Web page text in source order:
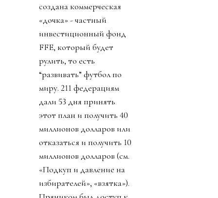
создана коммерческая
«дочка» - частный
инвестиционный фонд
FFE, который будет
рулить, то есть
“развивать” футбол по
миру. 211 федерациям
дали 53 дня принять
этот план и получить 40
миллионов долларов или
отказаться и получить 10
миллионов долларов (см.
«Подкуп и давление на
избирателей», «взятка»).